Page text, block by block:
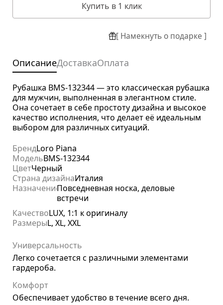
Купить в 1 клик
[ Намекнуть о подарке ]
ОписаниеДоставкаОплата
Рубашка BMS-132344 — это классическая рубашка
для мужчин, выполненная в элегантном стиле.
Она сочетает в себе простоту дизайна и высокое
качество исполнения, что делает её идеальным
выбором для различных ситуаций.
БрендLoro Piana
МодельBMS-132344
ЦветЧерный
Страна дизайнаИталия
НазначениеПовседневная носка, деловые
встречи
КачествоLUX, 1:1 к оригиналу
РазмерыL, XL, XXL
Универсальность
Легко сочетается с различными элементами
гардероба.
Комфорт
Обеспечивает удобство в течение всего дня.